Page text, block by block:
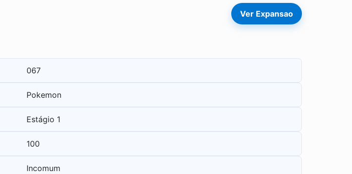
Ver Expansao
067
Pokemon
Estágio 1
100
Incomum